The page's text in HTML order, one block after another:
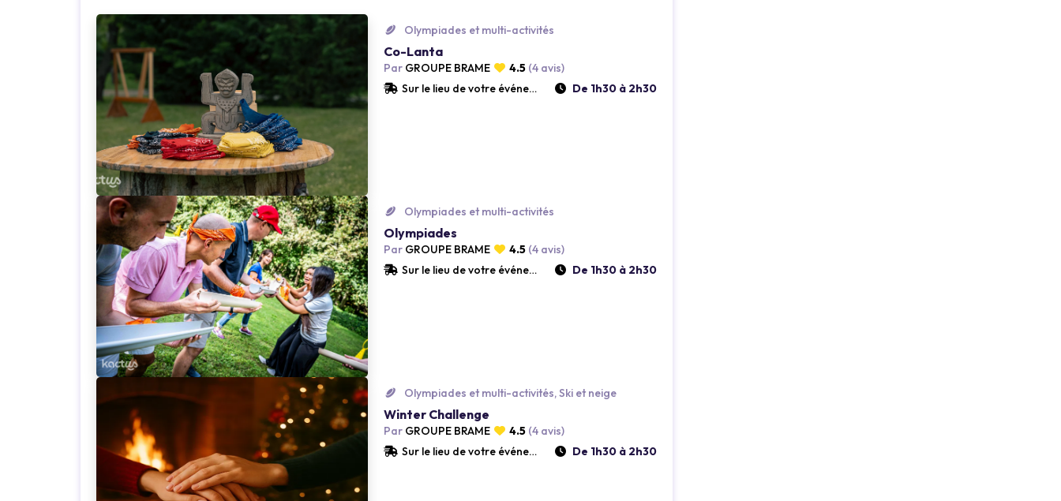
Olympiades et multi-activités
Co-Lanta
Par GROUPE BRAME 4.5 (4 avis)
Sur le lieu de votre événement
De 1h30 à 2h30
Loading...
Olympiades et multi-activités
Olympiades
Par GROUPE BRAME 4.5 (4 avis)
Sur le lieu de votre événement
De 1h30 à 2h30
Loading...
Olympiades et multi-activités, Ski et neige
Winter Challenge
Par GROUPE BRAME 4.5 (4 avis)
Sur le lieu de votre événement
De 1h30 à 2h30